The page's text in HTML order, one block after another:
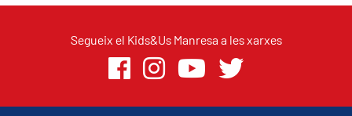
Segueix el Kids&Us Manresa a les xarxes